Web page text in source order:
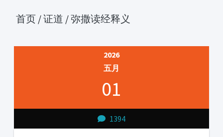
首页 /证道 /弥撒读经释义
2026
五月
01
1394